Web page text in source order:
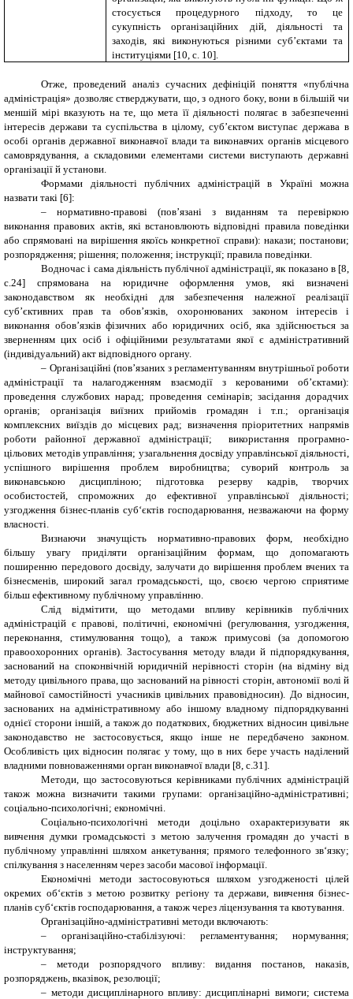
стосується процедурного підходу, то це
сукупність організаційних дій, діяльності та
заходів, які виконуються різними суб’єктами та
інституціями [10, с. 10].
Отже, проведений аналіз сучасних дефініцій поняття «публічна
адміністрація» дозволяє стверджувати, що, з одного боку, вони в більшій чи
меншій мірі вказують на те, що мета її діяльності полягає в забезпеченні
інтересів держави та суспільства в цілому, суб’єктом виступає держава в
особі органів державної виконавчої влади та виконавчих органів місцевого
самоврядування, а складовими елементами системи виступають державні
організації й установи.
Формами діяльності публічних адміністрацій в Україні можна
назвати такі [6]:
– нормативно-правові (пов’язані з виданням та перевіркою
виконання правових актів, які встановлюють відповідні правила поведінки
або спрямовані на вирішення якоїсь конкретної справи): накази; постанови;
розпорядження; рішення; положення; інструкції; правила поведінки.
Водночас і сама діяльність публічної адміністрації, як показано в [8,
с.24] спрямована на юридичне оформлення умов, які визначені
законодавством як необхідні для забезпечення належної реалізації
суб’єктивних прав та обов’язків, охоронюваних законом інтересів і
виконання обов’язків фізичних або юридичних осіб, яка здійснюється за
зверненням цих осіб і офіційними результатами якої є адміністративний
(індивідуальний) акт відповідного органу.
– Організаційні (пов’язаних з регламентуванням внутрішньої роботи
адміністрації та налагодженням взаємодії з керованими об’єктами):
проведення службових нарад; проведення семінарів; засідання дорадчих
органів; організація виїзних прийомів громадян і т.п.; організація
комплексних виїздів до місцевих рад; визначення пріоритетних напрямів
роботи районної державної адміністрації; використання програмно-
цільових методів управління; узагальнення досвіду управлінської діяльності,
успішного вирішення проблем виробництва; суворий контроль за
виконавською дисципліною; підготовка резерву кадрів, творчих
особистостей, спроможних до ефективної управлінської діяльності;
узгодження бізнес-планів суб‘єктів господарювання, незважаючи на форму
власності.
Визнаючи значущість нормативно-правових форм, необхідно
більшу увагу приділяти організаційним формам, що допомагають
поширенню передового досвіду, залучати до вирішення проблем вчених та
бізнесменів, широкий загал громадськості, що, своєю чергою сприятиме
більш ефективному публічному управлінню.
Слід відмітити, що методами впливу керівників публічних
адміністрацій є правові, політичні, економічні (регулювання, узгодження,
переконання, стимулювання тощо), а також примусові (за допомогою
правоохоронних органів). Застосування методу влади й підпорядкування,
заснований на споконвічній юридичній нерівності сторін (на відміну від
методу цивільного права, що заснований на рівності сторін, автономії волі й
майнової самостійності учасників цивільних правовідносин). До відносин,
заснованих на адміністративному або іншому владному підпорядкуванні
однієї сторони іншій, а також до податкових, бюджетних відносин цивільне
законодавство не застосовується, якщо інше не передбачено законом.
Особливість цих відносин полягає у тому, що в них бере участь наділений
владними повноваженнями орган виконавчої влади [8, с.31].
Методи, що застосовуються керівниками публічних адміністрацій
також можна визначити такими групами: організаційно-адміністративні;
соціально-психологічні; економічні.
Соціально-психологічні методи доцільно охарактеризувати як
вивчення думки громадськості з метою залучення громадян до участі в
публічному управлінні шляхом анкетування; прямого телефонного зв‘язку;
спілкування з населенням через засоби масової інформації.
Економічні методи застосовуються шляхом узгодженості цілей
окремих об‘єктів з метою розвитку регіону та держави, вивчення бізнес-
планів суб‘єктів господарювання, а також через ліцензування та квотування.
Організаційно-адміністративні методи включають:
– організаційно-стабілізуючі: регламентування; нормування;
інструктування;
– методи розпорядчого впливу: видання постанов, наказів,
розпоряджень, вказівок, резолюції;
– методи дисциплінарного впливу: дисциплінарні вимоги; система